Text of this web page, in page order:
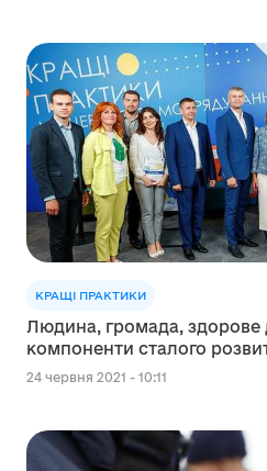
КРАЩІ ПРАКТИКИ
Людина, громада, здорове
компоненти сталого
24 червня 2021 - 10:11